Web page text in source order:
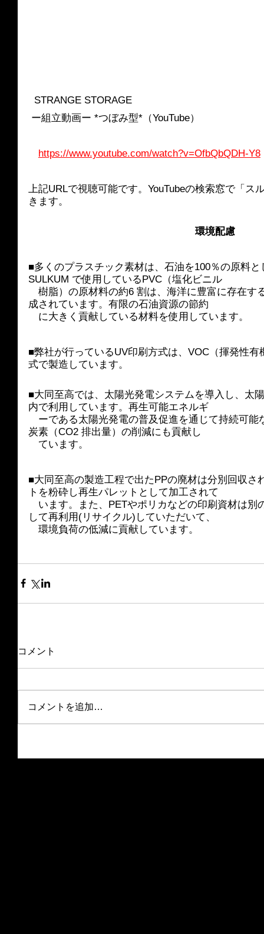
  STRANGE STORAGE
ー組立動画ー *つぼみ型*（YouTube）
https://www.youtube.com/watch?v=OfbQbQDH-Y8
上記URLで視聴可能です。YouTubeの検索窓で「ス
きます。
環境配慮
■多くのプラスチック素材は、石油を100％の原料
SULKUM で使用しているPVC（塩化ビニル
樹脂）の原材料の約6 割は、海洋に豊富に存在す
成されています。有限の石油資源の節約
に大きく貢献している材料を使用しています。
■弊社が行っているUV印刷方式は、VOC（揮発性
式で製造しています。
■大同至高では、太陽光発電システムを導入し、太
内で利用しています。再生可能エネルギ
ーである太陽光発電の普及促進を通じて持続可能
炭素（CO2 排出量）の削減にも貢献し
ています。
■大同至高の製造工程で出たPPの廃材は分別回収さ
トを粉砕し再生パレットとして加工されて
います。また、PETやポリカなどの印刷資材は別
して再利用(リサイクル)していただいて、
環境負荷の低減に貢献しています。
コメント
コメントを追加…